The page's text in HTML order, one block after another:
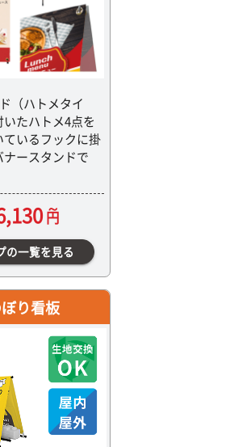
（ハトメタイ
たハトメ4点を
いるフックに掛
ースタンドで
円
の一覧を見る
り看板